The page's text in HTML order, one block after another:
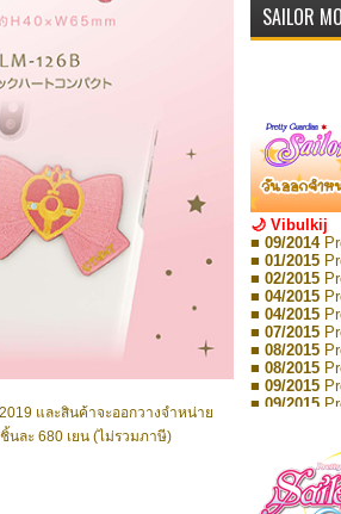
และสินค้าจะออกวางจำหน่าย
นละ 680 เยน (ไม่รวมภาษี)
SAILOR
🌙 Vibulkij
■ 09/2014
■ 01/2015
■ 02/2015
■ 04/2015
■ 04/2015
■ 07/2015
■ 08/2015
■ 08/2015
■ 09/2015
■ 09/2015
Stories 1
■ 09/2018